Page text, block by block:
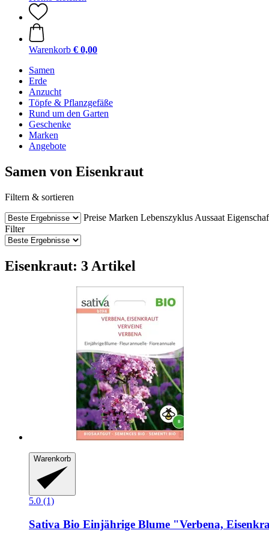
Warenkorb € 0,00
Samen
Erde
Anzucht
Töpfe & Pflanzgefäße
Rund um den Garten
Geschenke
Marken
Angebote
Samen von Eisenkraut
Filtern & sortieren
Preise Marken Lebenszyklus Aussaat
Filter
Eisenkraut: 3 Artikel
Warenkorb
5.0 (1)
Sativa Bio Einjährige Blume "Verbena,